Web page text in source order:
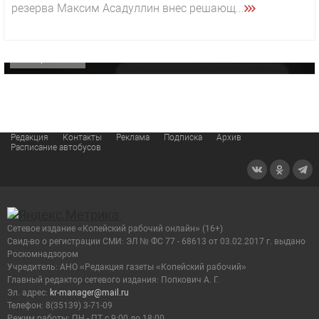
резерва Максим Асадуллин внес решающ...
«Звезда» Метрана стала главным героем нового
Редакция Контакты Реклама Подписка
Архив
Расписание автобусов
Сетевое издание «Копейский рабочий онлайн» (16+)
Cвид-во о регистрации СМИ: ЭЛ № ФС 77 - 68613 от 03.02.2017 г. выдано
Роскомнадзором
Учредитель: АНО «Редакция газеты «Копейский рабочий»
Главный редактор сетевого издания: Попкович А. Г.
Эл. адрес: kr-manager@mail.ru
Телефон: 8(35139) 3-71-09